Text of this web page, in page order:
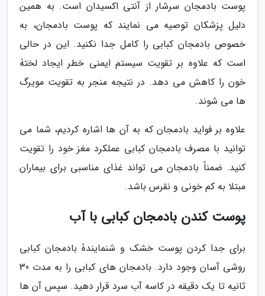
پوست بادمجان سرشار از آنتی اکسیدان است. به همین
دلیل پزشکان توصیه می نمایند که پوست بادمجان، به
خصوص بادمجان کبابی را کامل جدا نکنید. این در حالی
است که علاوه بر تقویت سیستم ایمنی خطر ایجاد لختۀ
خون را کاهش می دهد. در نتیجه منجر به تقویت مویرگ
ها می شوند.
علاوه بر فواید بادمجان که به آن ها اشاره کردیم، شما می
توانید با مصرف بادمجان کبابی عملکرد مغز خود را تقویت
کنید. ضمناً بادمجان می تواند غذای مناسبی برای بیماران
مبتلا به کم خونی و نقرس باشد.
پوست کندن بادمجان کبابی با آب
برای جدا کردن پوست خشک و شنمایندۀ بادمجان کبابی
روشی آسان وجود دارد. بادمجان های کبابی را به مدت 30
ثانیه تا یک دقیقه در کاسه آب سرد قرار دهید. سپس آن ها